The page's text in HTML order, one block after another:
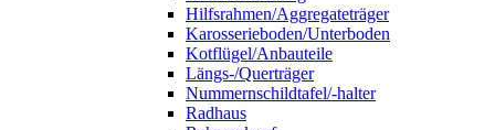
Hilfsrahmen/Aggregateträger
Karosserieboden/Unterboden
Kotflügel/Anbauteile
Längs-/Querträger
Nummernschildtafel/-halter
Radhaus